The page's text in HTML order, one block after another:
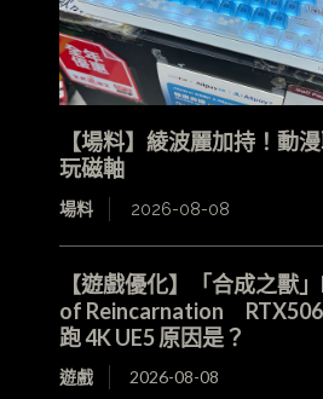
【場料】綾波麗加持！動
玩磁軸
場料 2026-08-08
【遊戲優化】「合成之獸
of Reincarnation
跑 4K UE5 原因是？
遊戲 2026-08-08